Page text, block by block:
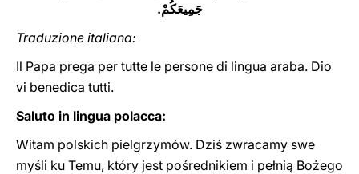
جَمِيعَكُمْ.
Traduzione italiana:
Il Papa prega per tutte le persone di lingua araba. Dio
vi benedica tutti.
Saluto in lingua polacca:
Witam polskich pielgrzymów. Dziś zwracamy swe
myśli ku Temu, który jest pośrednikiem i pełnią Bożego